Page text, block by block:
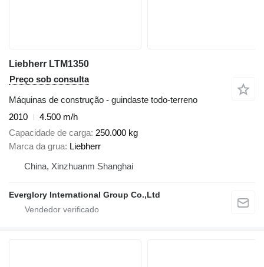
Liebherr LTM1350
Preço sob consulta
Máquinas de construção - guindaste todo-terreno
2010
4.500 m/h
Capacidade de carga 250.000 kg
Marca da grua Liebherr
China, Xinzhuanm Shanghai
Everglory International Group Co.,Ltd